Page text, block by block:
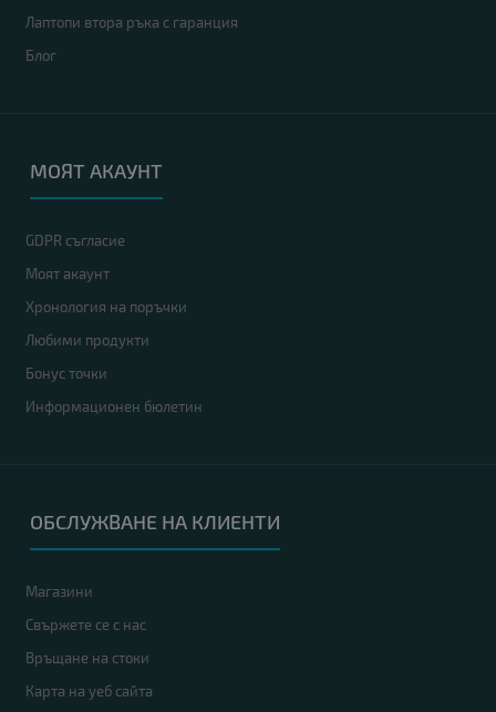
Лаптопи втора ръка с гаранция
Блог
МОЯТ АКАУНТ
GDPR съгласие
Моят акаунт
Хронология на поръчки
Любими продукти
Бонус точки
Информационен бюлетин
ОБСЛУЖВАНЕ НА КЛИЕНТИ
Магазини
Свържете се с нас
Връщане на стоки
Карта на уеб сайта